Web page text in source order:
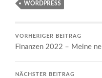
WORDPRESS
VORHERIGER BEITRAG
Finanzen 2022 – Meine
NÄCHSTER BEITRAG